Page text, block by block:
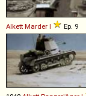
Alkett Marder I Ep. 9